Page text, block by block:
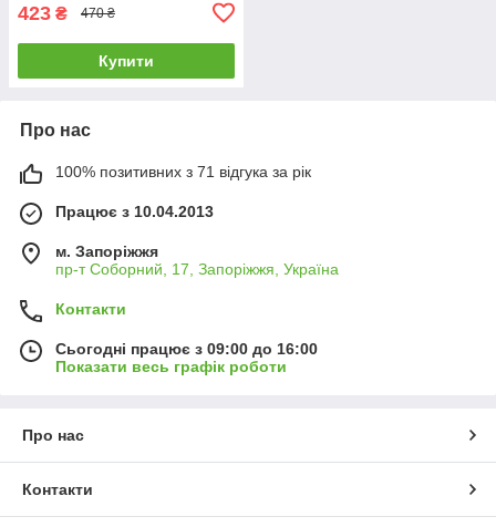
423 ₴ 470 ₴
Купити
Про нас
100% позитивних з 71 відгука за рік
Працює з 10.04.2013
м. Запоріжжя
пр-т Соборний, 17, Запоріжжя, Україна
Контакти
Сьогодні працює з 09:00 до 16:00
Показати весь графік роботи
Про нас
Контакти